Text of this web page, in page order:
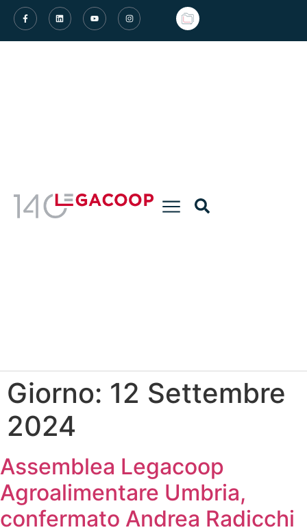
Giorno: 12 Settembre
2024
Assemblea Legacoop
Agroalimentare Umbria,
confermato Andrea Radicchi